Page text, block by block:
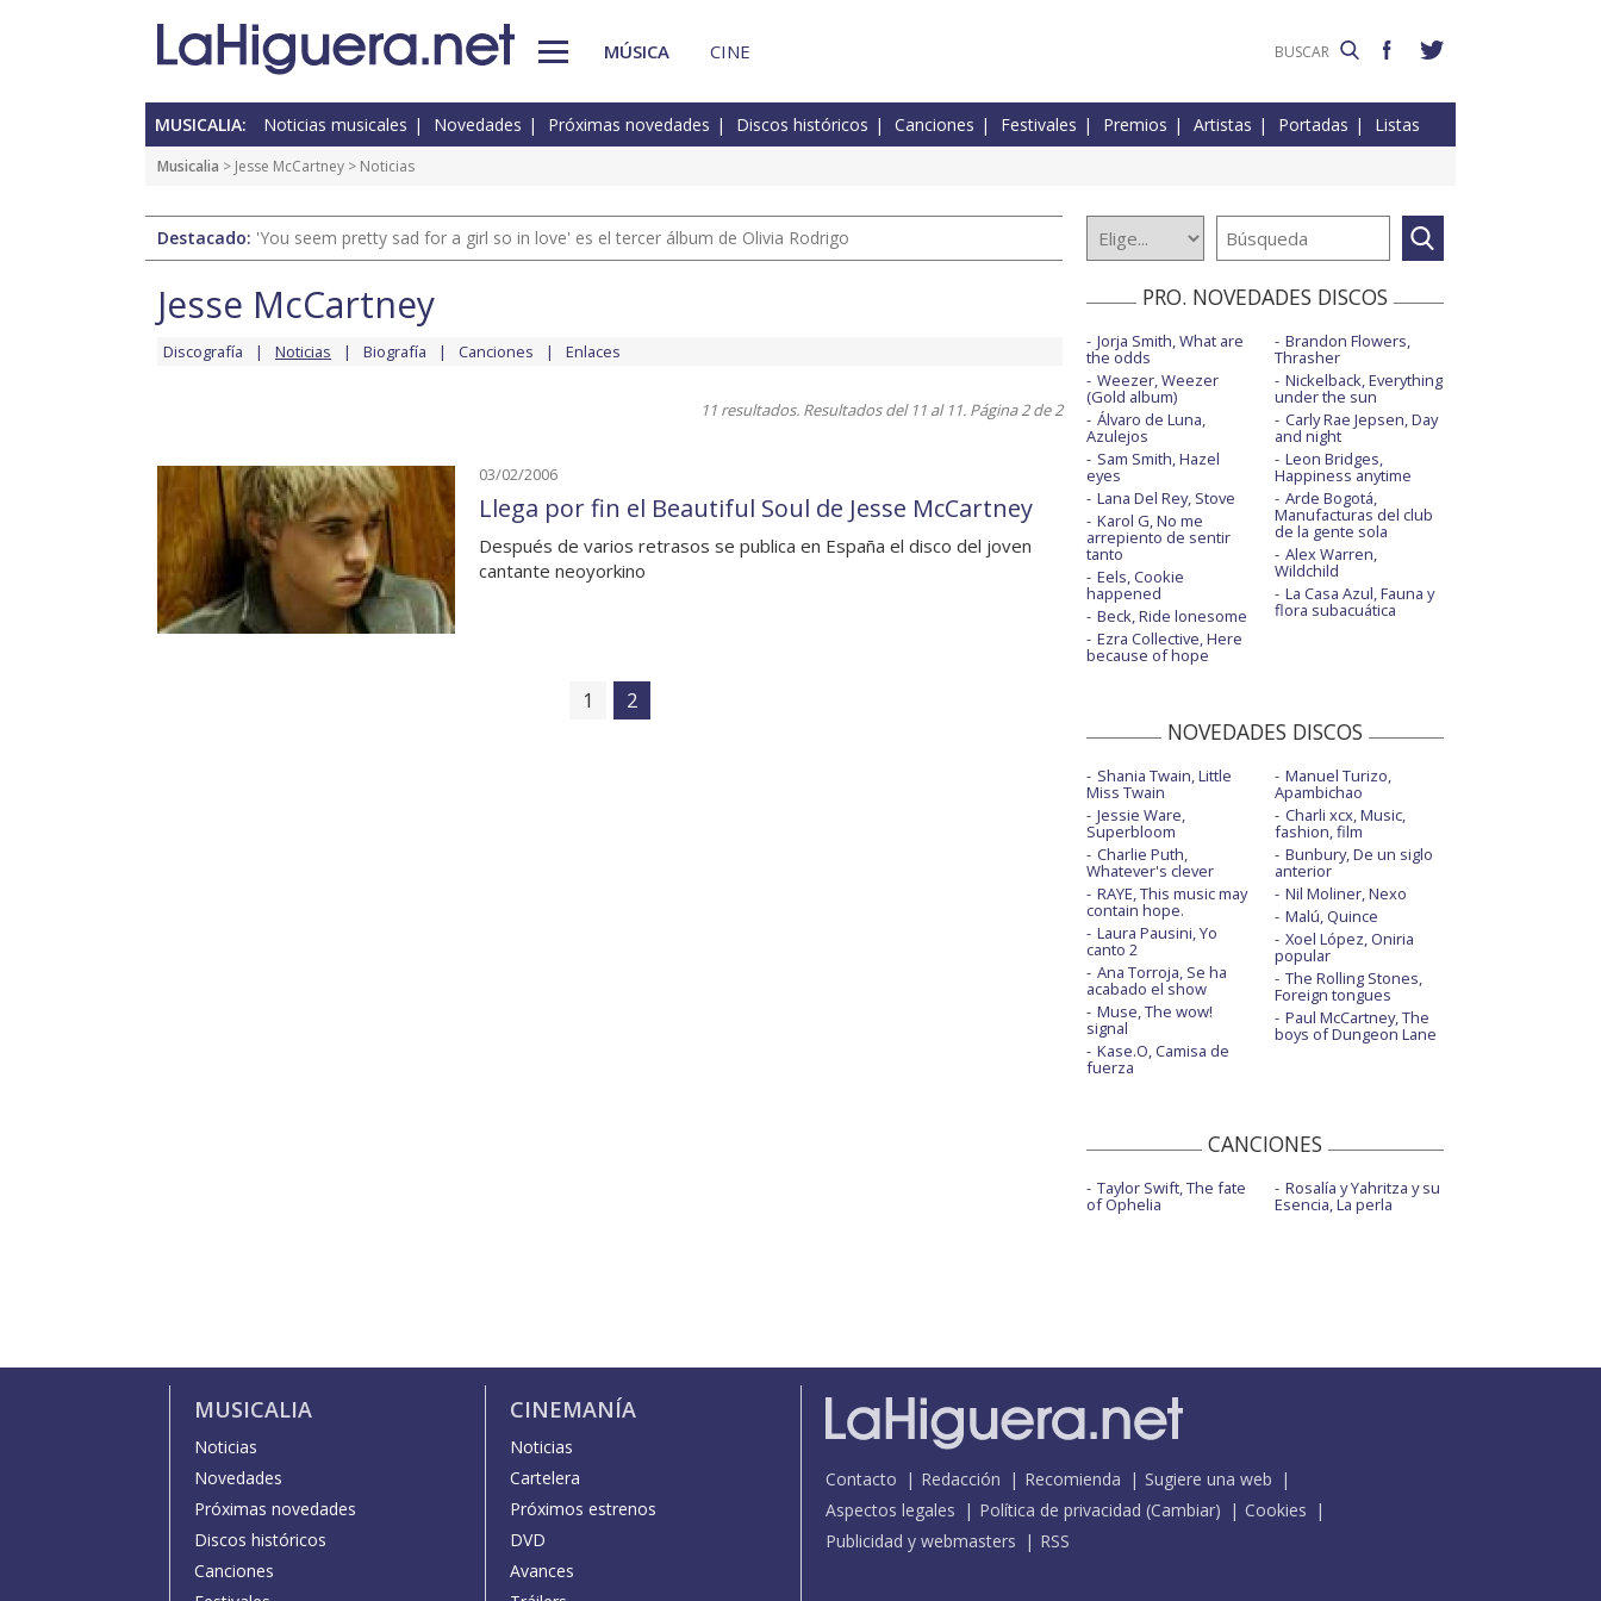
MÚSICA CINE
MUSICALIA: Noticias musicales Novedades Próximas novedades Discos históricos Canciones Festivales Premios Artistas Portadas Listas
Musicalia > Jesse McCartney > Noticias
Destacado: 'You seem pretty sad for a girl so in love' es el tercer álbum de Olivia Rodrigo
Jesse McCartney
Discografía Noticias Biografía Canciones Enlaces
11 resultados. Resultados del 11 al 11. Página 2 de 2
03/02/2006
Llega por fin el Beautiful Soul de Jesse McCartney
Después de varios retrasos se publica en España el disco del joven
cantante neoyorkino
1 2
PRO. NOVEDADES DISCOS
Jorja Smith, What are
the odds
Weezer, Weezer
(Gold album)
Álvaro de Luna,
Azulejos
Sam Smith, Hazel
eyes
Lana Del Rey, Stove
Karol G, No me
arrepiento de sentir
tanto
Eels, Cookie
happened
Beck, Ride lonesome
Ezra Collective, Here
because of hope
Brandon Flowers,
Thrasher
Nickelback, Everything
under the sun
Carly Rae Jepsen, Day
and night
Leon Bridges,
Happiness anytime
Arde Bogotá,
Manufacturas del club
de la gente sola
Alex Warren,
Wildchild
La Casa Azul, Fauna y
flora subacuática
NOVEDADES DISCOS
Shania Twain, Little
Miss Twain
Jessie Ware,
Superbloom
Charlie Puth,
Whatever's clever
RAYE, This music may
contain hope.
Laura Pausini, Yo
canto 2
Ana Torroja, Se ha
acabado el show
Muse, The wow!
signal
Kase.O, Camisa de
fuerza
Manuel Turizo,
Apambichao
Charli xcx, Music,
fashion, film
Bunbury, De un siglo
anterior
Nil Moliner, Nexo
Malú, Quince
Xoel López, Oniria
popular
The Rolling Stones,
Foreign tongues
Paul McCartney, The
boys of Dungeon Lane
CANCIONES
Taylor Swift, The fate
of Ophelia
Rosalía y Yahritza y su
Esencia, La perla
MUSICALIA
Noticias
Novedades
Próximas novedades
Discos históricos
Canciones
CINEMANÍA
Noticias
Cartelera
Próximos estrenos
DVD
Avances
Contacto Redacción Recomienda
Sugiere una web
Aspectos legales
Política de privacidad (Cambiar)
Cookies
Publicidad y webmasters
RSS